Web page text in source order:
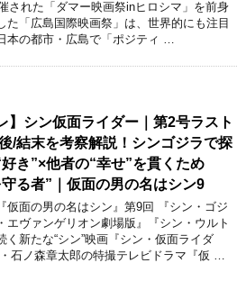
された「ダマー映画祭inヒロシマ」を前身
た「広島国際映画祭」は、世界的にも注目
本の都市・広島で「ポジティ …
】シン仮面ライダー｜第2号ラスト
/結末を考察解説！シンゴジラで探
き”×他者の“幸せ”を貫くため
る者”｜仮面の男の名はシン9
仮面の男の名はシン』第9回 『シン・ゴジ
エヴァンゲリオン劇場版』『シン・ウルト
く新たな“シン”映画『シン・仮面ライダ
石ノ森章太郎の特撮テレビドラマ『仮 …